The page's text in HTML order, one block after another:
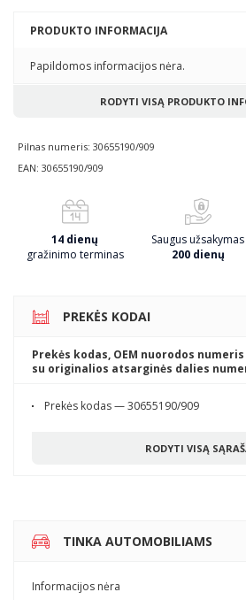
PRODUKTO INFORMACIJA
Papildomos informacijos nėra.
RODYTI VISĄ PRODUKTO
Pilnas numeris: 30655190/909
EAN: 30655190/909
14 dienų
gražinimo terminas
Saugus užsakymas
200 dienų
PREKĖS KODAI
Prekės kodas, OEM nuorodos
su originalios atsarginės dalies
Prekės kodas — 30655190/909
RODYTI VISĄ
TINKA AUTOMOBILIAMS
Informacijos nėra